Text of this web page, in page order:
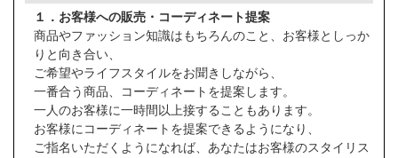
１．お客様への販売・コーディネート提案
商品やファッション知識はもちろんのこと、お客様としっか
りと向き合い、
ご希望やライフスタイルをお聞きしながら、
一番合う商品、コーディネートを提案します。
一人のお客様に一時間以上接することもあります。
お客様にコーディネートを提案できるようになり、
ご指名いただくようになれば、あなたはお客様のスタイリス